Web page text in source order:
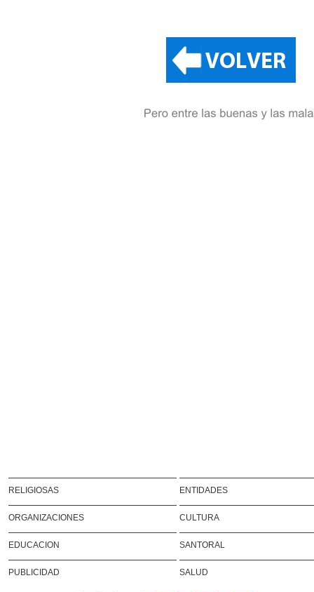
RELIGIOSAS ENTIDADES
ORGANIZACIONES CULTURA
EDUCACION SANTORAL
PUBLICIDAD SALUD